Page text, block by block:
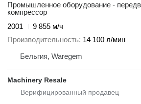
Промышленное оборудование -
компрессор
2001
9 855 м/ч
Производительность 14 100 л/мин
Бельгия, Waregem
Machinery Resale